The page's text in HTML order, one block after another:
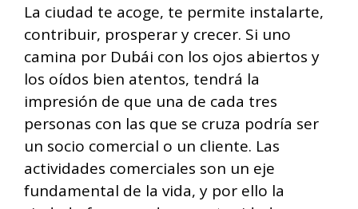
La ciudad te acoge, te permite instalarte,
contribuir, prosperar y crecer. Si uno
camina por Dubái con los ojos abiertos y
los oídos bien atentos, tendrá la
impresión de que una de cada tres
personas con las que se cruza podría ser
un socio comercial o un cliente. Las
actividades comerciales son un eje
fundamental de la vida, y por ello la